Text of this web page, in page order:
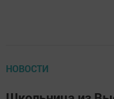
НОВОСТИ